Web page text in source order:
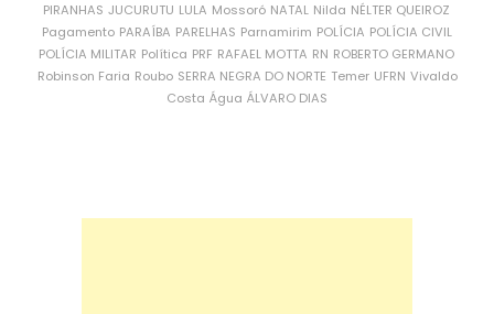
PIRANHAS JUCURUTU LULA Mossoró NATAL Nilda NÉLTER QUEIROZ
Pagamento PARAÍBA PARELHAS Parnamirim POLÍCIA POLÍCIA CIVIL
POLÍCIA MILITAR Política PRF RAFAEL MOTTA RN ROBERTO GERMANO
Robinson Faria Roubo SERRA NEGRA DO NORTE Temer UFRN Vivaldo
Costa Água ÁLVARO DIAS